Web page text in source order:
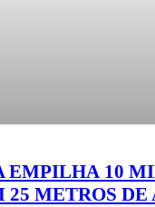
EMPILHA 10
25 METROS